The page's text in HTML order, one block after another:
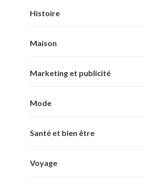
Histoire
Maison
Marketing et publicité
Mode
Santé et bien être
Voyage